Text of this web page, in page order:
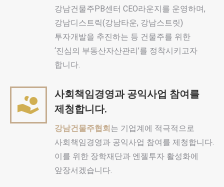
강남건물주PB센터 CEO라운지를 운영하며,
강남디스트릭(강남타운, 강남스트릿)
투자개발을 추진하는 등 건물주를 위한
‘진심의 부동산자산관리’를 정착시키고자
합니다.
사회책임경영과 공익사업 참여를
제청합니다.
강남건물주협회는 기업계에 적극적으로
사회책임경영과 공익사업 참여를 제청합니다.
이를 위한 장학재단과 엔젤투자 활성화에
앞장서겠습니다.